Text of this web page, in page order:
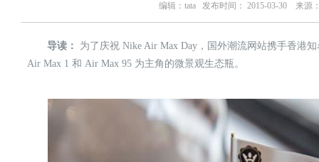
编辑： tata 发布时间： 2015-03-30 来源
导读：
为了庆祝 Nike Air Max Day，国外潮流网站携手香港
Air Max 1 和 Air Max 95 为主角的微景观生态瓶。